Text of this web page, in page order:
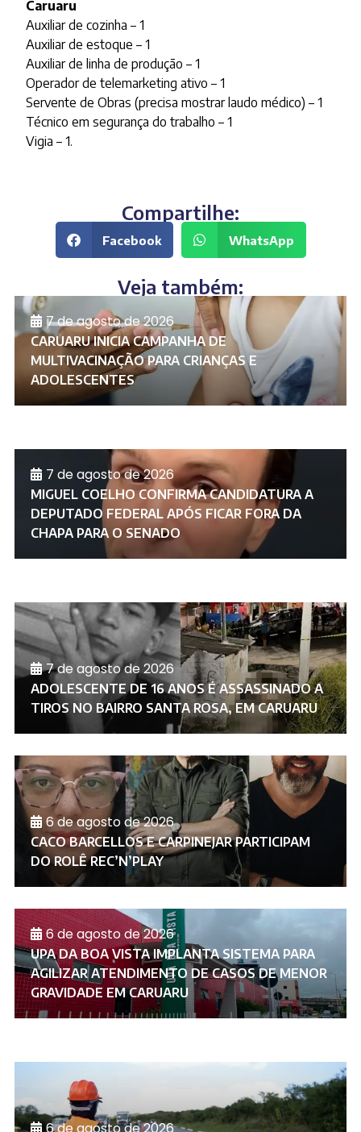
Caruaru
Auxiliar de cozinha – 1
Auxiliar de estoque – 1
Auxiliar de linha de produção – 1
Operador de telemarketing ativo – 1
Servente de Obras (precisa mostrar laudo médico) – 1
Técnico em segurança do trabalho – 1
Vigia – 1.
Compartilhe:
Facebook WhatsApp
Veja também:
7 de agosto de 2026
CARUARU INICIA CAMPANHA DE
MULTIVACINAÇÃO PARA CRIANÇAS E
ADOLESCENTES
7 de agosto de 2026
MIGUEL COELHO CONFIRMA CANDIDATURA A
DEPUTADO FEDERAL APÓS FICAR FORA DA
CHAPA PARA O SENADO
7 de agosto de 2026
ADOLESCENTE DE 16 ANOS É ASSASSINADO A
TIROS NO BAIRRO SANTA ROSA, EM CARUARU
6 de agosto de 2026
CACO BARCELLOS E CARPINEJAR PARTICIPAM
DO ROLÊ REC’N’PLAY
6 de agosto de 2026
UPA DA BOA VISTA IMPLANTA SISTEMA PARA
AGILIZAR ATENDIMENTO DE CASOS DE MENOR
GRAVIDADE EM CARUARU
6 de agosto de 2026